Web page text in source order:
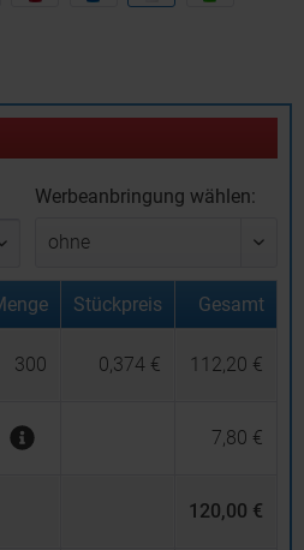
Werbeanbringung wählen:
Stückpreis Gesamt
300 0,374 € 112,20 €
7,80 €
120,00 €